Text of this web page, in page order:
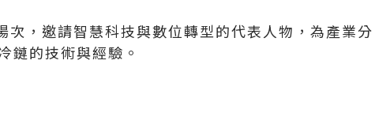
，邀請智慧科技與數位轉型的代表人物，為產業分
鏈的技術與經驗。